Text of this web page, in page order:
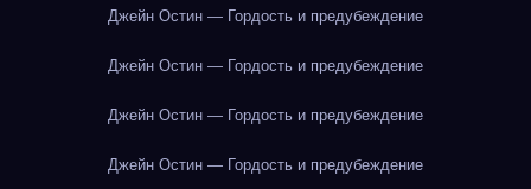
Джейн Остин — Гордость и предубеждение
Джейн Остин — Гордость и предубеждение
Джейн Остин — Гордость и предубеждение
Джейн Остин — Гордость и предубеждение